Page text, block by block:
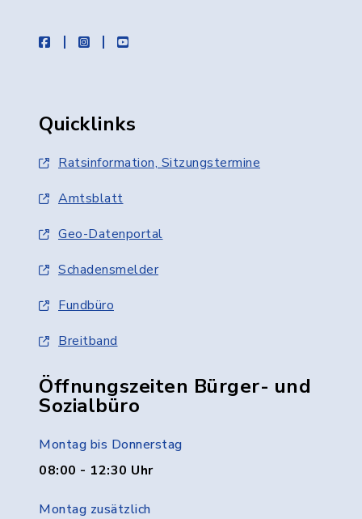
facebookinstagramyoutube
Quicklinks
Ratsinformation, Sitzungstermine
Amtsblatt
Geo-Datenportal
Schadensmelder
Fundbüro
Breitband
Öffnungszeiten Bürger- und
Sozialbüro
Montag bis Donnerstag
08:00 - 12:30 Uhr
Montag zusätzlich